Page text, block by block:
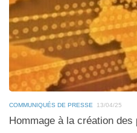
COMMUNIQUÉS DE PRESSE 13/04/25
Hommage à la création